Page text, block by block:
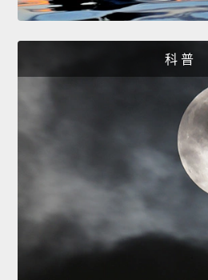
科 普